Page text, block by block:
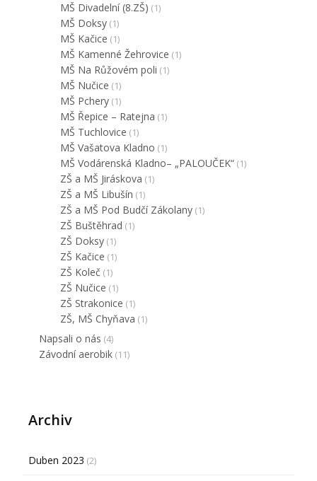
MŠ Divadelní (8.ZŠ) (1)
MŠ Doksy (1)
MŠ Kačice (1)
MŠ Kamenné Žehrovice (1)
MŠ Na Růžovém poli (1)
MŠ Nučice (1)
MŠ Pchery (1)
MŠ Řepice – Ratejna (1)
MŠ Tuchlovice (1)
MŠ Vašatova Kladno (1)
MŠ Vodárenská Kladno– „PALOUČEK“ (1)
ZŠ a MŠ Jiráskova (1)
ZŠ a MŠ Libušín (1)
ZŠ a MŠ Pod Budčí Zákolany (1)
ZŠ Buštěhrad (1)
ZŠ Doksy (1)
ZŠ Kačice (1)
ZŠ Koleč (1)
ZŠ Nučice (1)
ZŠ Strakonice (1)
ZŠ, MŠ Chyňava (1)
Napsali o nás (4)
Závodní aerobik (11)
Archiv
Duben 2023 (2)